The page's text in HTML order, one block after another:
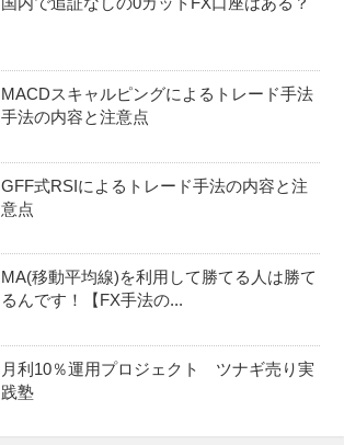
MACDスキャルピングによるトレード手法
手法の内容と注意点
GFF式RSIによるトレード手法の内容と注
意点
MA(移動平均線)を利用して勝てる人は勝て
るんです！【FX手法の...
月利10％運用プロジェクト ツナギ売り実
践塾